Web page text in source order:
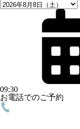
09:30
お電話でのご予約